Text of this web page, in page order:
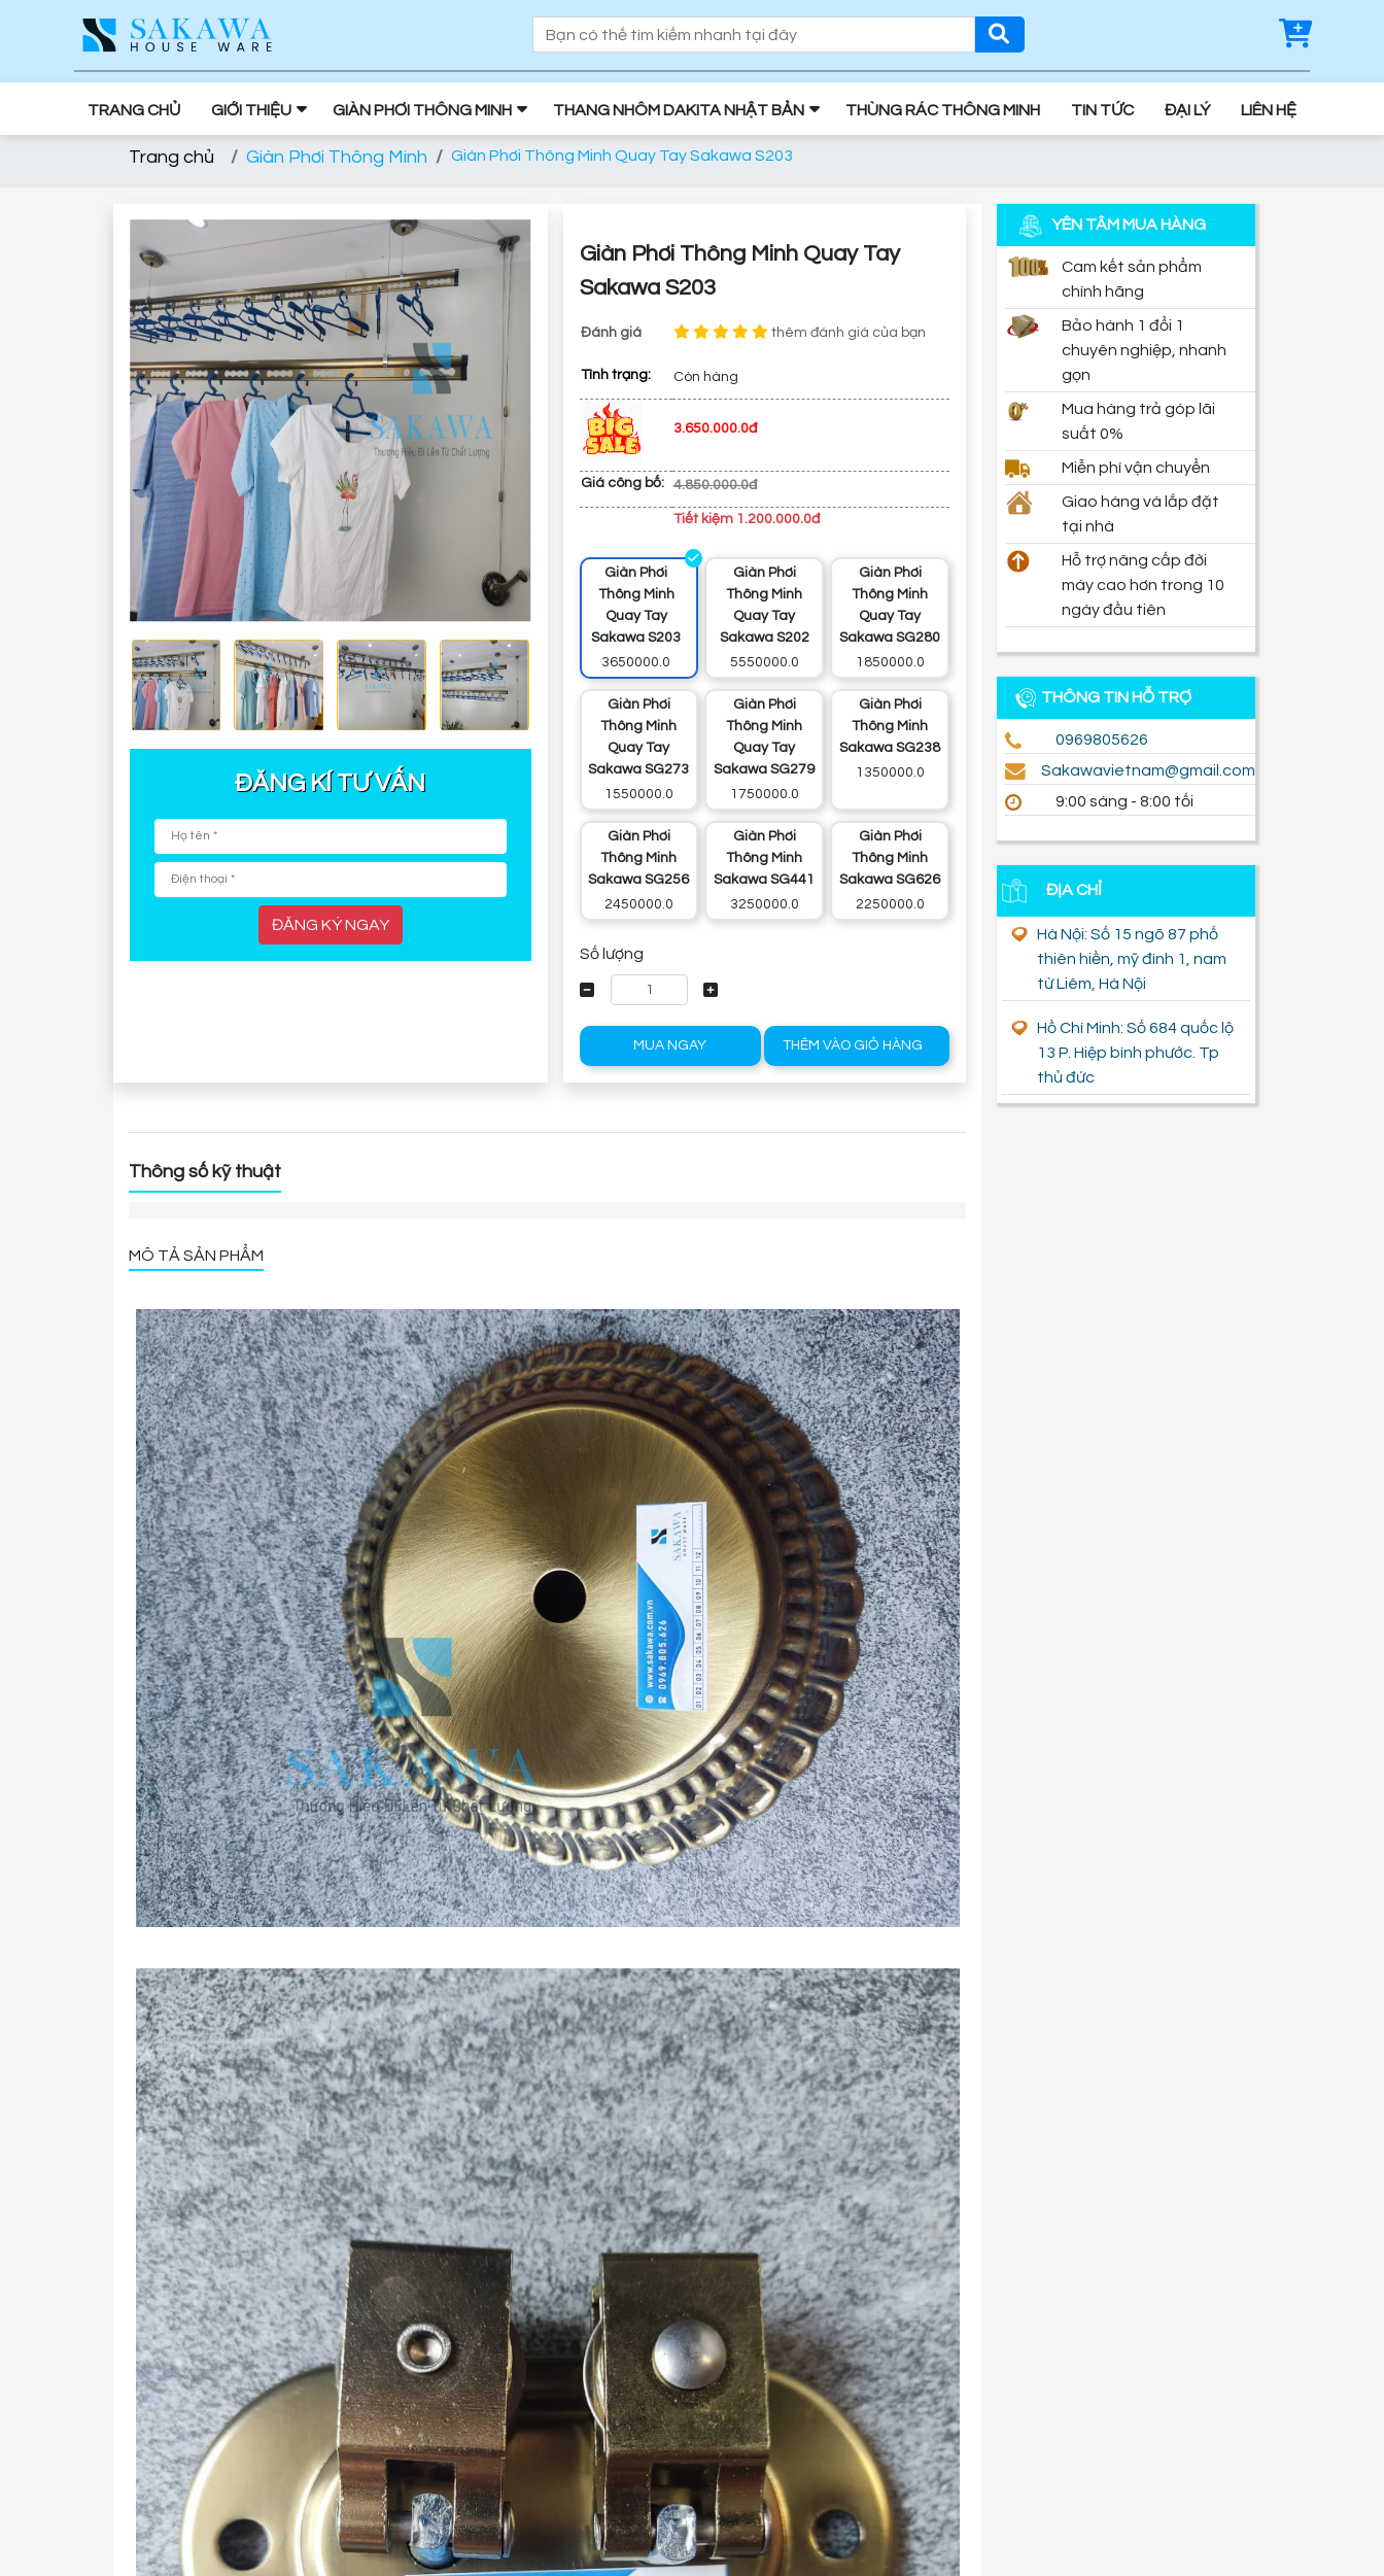
TRANG CHỦ GIỚI THIỆU GIÀN PHƠI THÔNG MINH THANG NHÔM DAKITA NHẬT BẢN THÙNG RÁC THÔNG MINH TIN TỨC ĐẠI LÝ LIÊN HỆ
Trang chủ Giàn Phơi Thông Minh Giàn Phơi Thông Minh Quay Tay Sakawa S203
ĐĂNG KÍ TƯ VẤN
ĐĂNG KÝ NGAY
Giàn Phơi Thông Minh Quay Tay
Sakawa S203
Đánh giá thêm đánh giá của bạn
Tình trạng: Còn hàng
3.650.000.0đ
Giá công bố: 4.850.000.0đ
Tiết kiệm 1.200.000.0đ
Giàn Phơi
Thông Minh
Quay Tay
Sakawa S203
3650000.0
Giàn Phơi
Thông Minh
Quay Tay
Sakawa S202
5550000.0
Giàn Phơi
Thông Minh
Quay Tay
Sakawa SG280
1850000.0
Giàn Phơi
Thông Minh
Quay Tay
Sakawa SG273
1550000.0
Giàn Phơi
Thông Minh
Quay Tay
Sakawa SG279
1750000.0
Giàn Phơi
Thông Minh
Sakawa SG238
1350000.0
Giàn Phơi
Thông Minh
Sakawa SG256
2450000.0
Giàn Phơi
Thông Minh
Sakawa SG441
3250000.0
Giàn Phơi
Thông Minh
Sakawa SG626
2250000.0
Số lượng
MUA NGAY THÊM VÀO GIỎ HÀNG
Thông số kỹ thuật
MÔ TẢ SẢN PHẨM
YÊN TÂM MUA HÀNG
Cam kết sản phẩm
chính hãng
Bảo hành 1 đổi 1
chuyên nghiệp, nhanh
gọn
Mua hàng trả góp lãi
suất 0%
Miễn phí vận chuyển
Giao hàng và lắp đặt
tại nhà
Hỗ trợ nâng cấp đời
máy cao hơn trong 10
ngày đầu tiên
THÔNG TIN HỖ TRỢ
0969805626
sakawavietnam@gmail.com
9:00 sáng - 8:00 tối
ĐỊA CHỈ
Hà Nội: Số 15 ngõ 87 phố
thiên hiền, mỹ đình 1, nam
từ Liêm, Hà Nội
Hồ Chí Minh: Số 684 quốc lộ
13 P. Hiệp bình phước. Tp
thủ đức